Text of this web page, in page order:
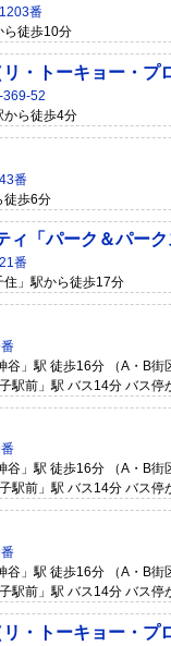
番
ら徒歩10分
・トーキョー・プ
369-52
から徒歩4分
番
徒歩6分
「パーク＆パーク
番
」駅から徒歩17分
谷」駅 徒歩16分 （A・B
駅前」駅 バス14分 バス停
谷」駅 徒歩16分 （A・B
駅前」駅 バス14分 バス停
谷」駅 徒歩16分 （A・B
駅前」駅 バス14分 バス停
・トーキョー・プ